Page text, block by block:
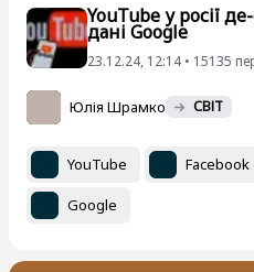
YouTube у росії
дані Google
23.12.24, 12:14 • 15135
Юлія Шрамко СВІТ
YouTube Facebook
Google